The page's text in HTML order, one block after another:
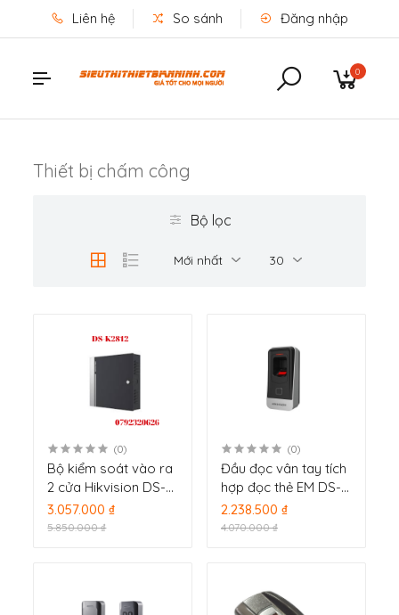
Liên hệ So sánh Đăng nhập
0
Thiết bị chấm công
Bộ lọc
Mới nhất 30
(0)
Bộ kiểm soát vào ra
2 cửa Hikvision DS-
K2812
3.057.000 ₫
5.850.000 ₫
(0)
Đầu đọc vân tay tích
hợp đọc thẻ EM DS-
K1201AEF
2.238.500 ₫
4.070.000 ₫